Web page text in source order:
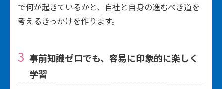
で何が起きているかと、自社と自身の進むべき道を
考えるきっかけを作ります。
事前知識ゼロでも、容易に印象的に楽しく
学習